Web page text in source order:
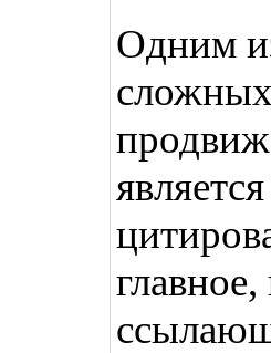
Одним
сложных